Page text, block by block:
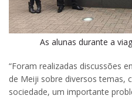
As alunas durante a
“Foram realizadas discussões
de Meiji sobre diversos temas,
sociedade, um importante